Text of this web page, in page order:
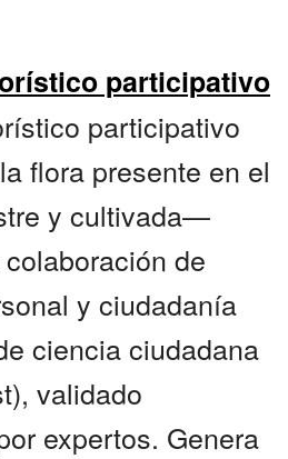
participativo
participativo
flora presente en el
y cultivada—
de
y ciudadanía
ciencia ciudadana
validado
expertos. Genera